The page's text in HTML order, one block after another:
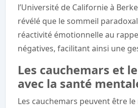
l’Université de Californie à
révélé que le sommeil
réactivité émotionnelle au
négatives, facilitant ainsi une
Les cauchemars et
avec la santé
Les cauchemars peuvent être